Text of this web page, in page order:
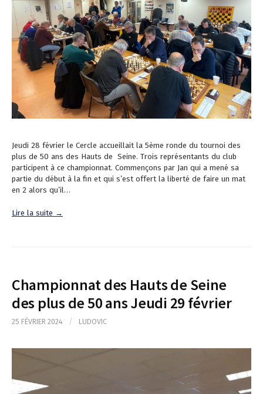
Jeudi 28 février le Cercle accueillait la 5ème ronde du tournoi des
plus de 50 ans des Hauts de Seine. Trois représentants du club
participent à ce championnat. Commençons par Jan qui a mené sa
partie du début à la fin et qui s’est offert la liberté de faire un mat
en 2 alors qu’il…
Lire la suite →
Championnat des Hauts de Seine
des plus de 50 ans Jeudi 29 février
25 FÉVRIER 2024 / LUDOVIC